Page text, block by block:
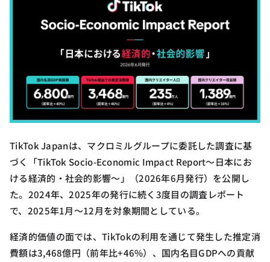
TikTok Japanは、マクロミルグループに委託した調査に基
づく「TikTok Socio-Economic Impact Report〜日本にお
ける経済的・社会的影響〜」（2026年6月発行）を公開し
た。2024年、2025年の発行に続く3度目の調査レポート
で、2025年1月～12月を対象期間としている。
経済的価値の面では、TikTokの利用を通じて発生した推定消
費額は3,468億円（前年比+46%）、国内名目GDPへの貢献